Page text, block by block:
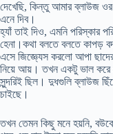
দেখেছি, কিন্তু আমার ব্লাউজ ওর
এনে দিব।
হ্যাঁ তাই দিও, এমনি পরিস্কার
হেনা।কথা বলতে বলতে কাপড়
এসে জিজ্ঞ্যেস করলো আপা
নিয়ে আয়। তখন একটু ভাল করে
সুন্দরিই ছিল। দুধগুলি ব্লাউজ
চাইছে।
তখন তেমন কিছু মনে হয়নি,